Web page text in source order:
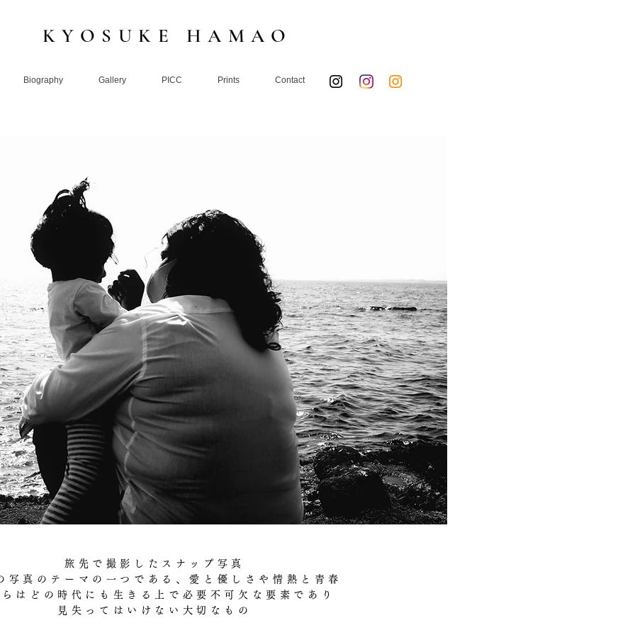
Biography Gallery PICC Prints Contact
KYOSUKE HAMAO
旅先で撮影した​スナップ写真
写真のテーマの一つである、愛と優しさや情熱と青春
はどの時代にも生きる上で必要不可欠な要素であり
見失ってはいけない大切なもの